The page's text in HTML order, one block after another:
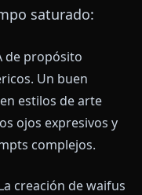
saturado:
de propósito
Un buen
estilos de arte
ojos expresivos y
complejos.
creación de waifus